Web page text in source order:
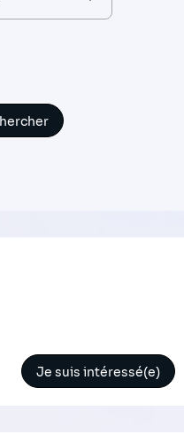
Je suis intéressé(e)